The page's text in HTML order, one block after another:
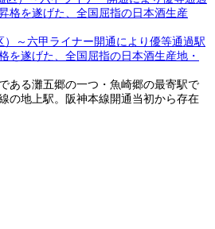
～六甲ライナー開通により優等通過駅
を遂げた、全国屈指の日本酒生産地・
ある灘五郷の一つ・魚崎郷の最寄駅で
の地上駅。阪神本線開通当初から存在